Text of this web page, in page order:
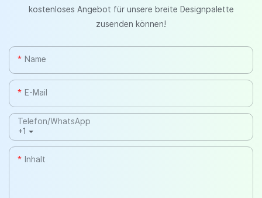
kostenloses Angebot für unsere breite Designpalette
zusenden können!
Name
E-Mail
+1
Telefon/WhatsApp
Inhalt